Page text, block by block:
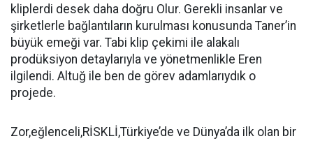
kliplerdi desek daha doğru Olur. Gerekli insanlar ve
şirketlerle bağlantıların kurulması konusunda Taner’in
büyük emeği var. Tabi klip çekimi ile alakalı
prodüksiyon detaylarıyla ve yönetmenlikle Eren
ilgilendi. Altuğ ile ben de görev adamlarıydık o
projede.
Zor,eğlenceli,RİSKLİ,Türkiye’de ve Dünya’da ilk olan bir